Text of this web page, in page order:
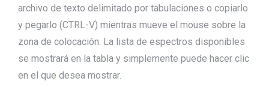
archivo de texto delimitado por tabulaciones o copiarlo
y pegarlo (CTRL-V) mientras mueve el mouse sobre la
zona de colocación. La lista de espectros disponibles
se mostrará en la tabla y simplemente puede hacer clic
en el que desea mostrar.